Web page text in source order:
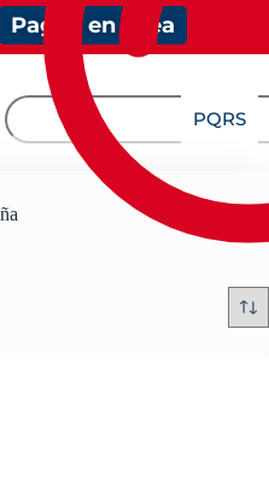
Pagos en línea
PQRS